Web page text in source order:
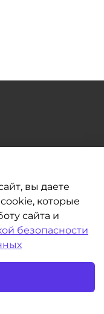
вы даете
которые
сайта и
безопасности